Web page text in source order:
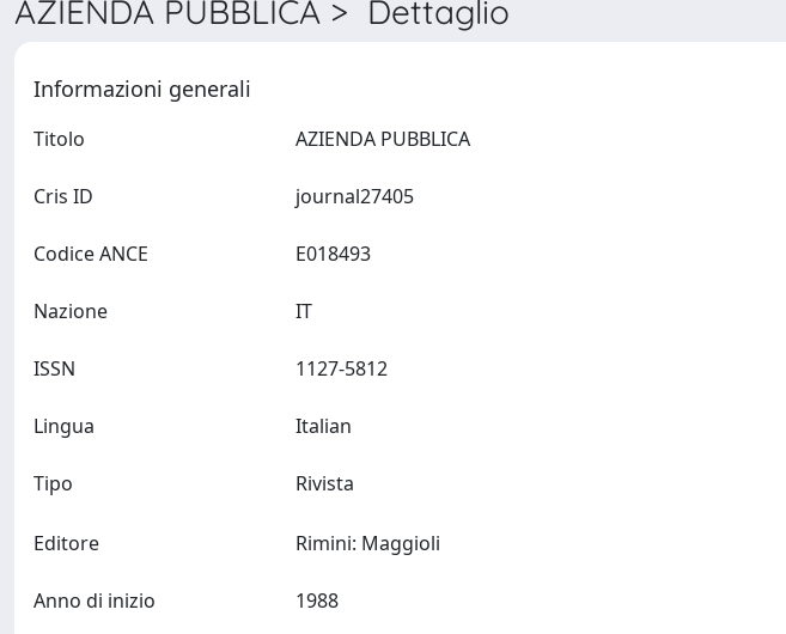
AZIENDA PUBBLICA > Dettaglio
Informazioni generali
Titolo
Cris ID
Codice ANCE
Nazione
ISSN
Lingua
Tipo Rivista
Editore
Anno di inizio